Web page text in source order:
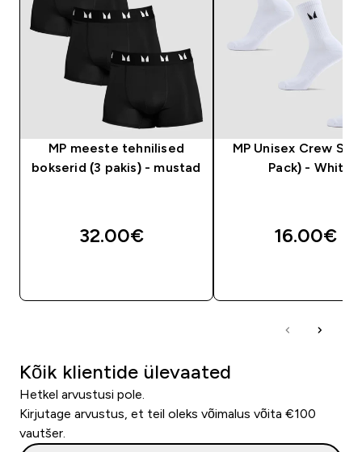
MP meeste tehnilised
bokserid (3 pakis) - mustad
32.00€‎
MP Unisex Crew
Pack) - White
16.00€‎
Kõik klientide ülevaated
Hetkel arvustusi pole.
Kirjutage arvustus, et teil oleks võimalus võita €100
vautšer.